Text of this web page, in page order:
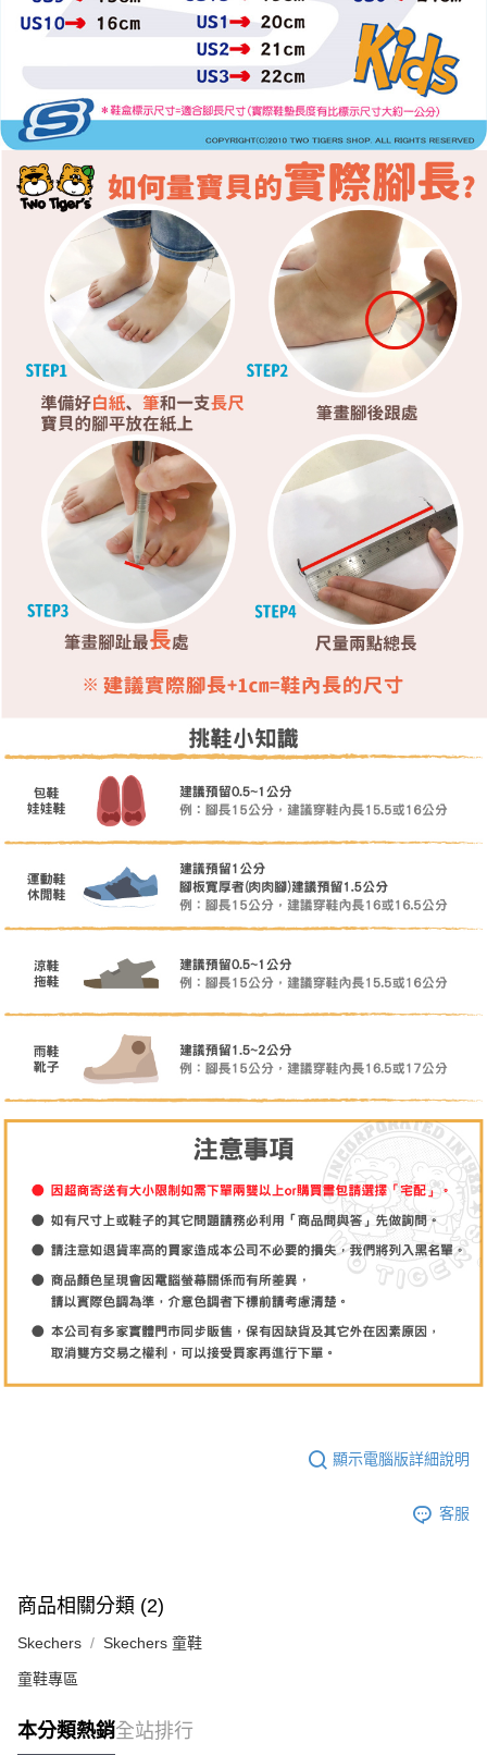
顯示電腦版詳細說明
客服
商品相關分類 (2)
Skechers Skechers 童鞋
童鞋專區
本分類熱銷全站排行